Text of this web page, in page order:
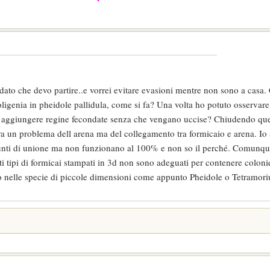
che devo partire..e vorrei evitare evasioni mentre non sono a casa.
in pheidole pallidula, come si fa? Una volta ho potuto
regine fecondate senza che vengano uccise? Chiudendo
problema dell arena ma del collegamento tra formicaio e arena. Io
di unione ma non funzionano al 100% e non so il perché.
tipi di formicai stampati in 3d non sono adeguati per contenere
specie di piccole dimensioni come appunto Pheidole o